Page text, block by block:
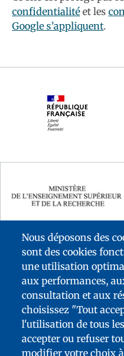
confidentialité et les
Google s’appliquent.
FOOTER
Nous déposons des
sont des cookies
une utilisation
aux performances,
consultation et aux
choisissez "Tout
l'utilisation de tous
accepter ou refuser
modifier votre choix